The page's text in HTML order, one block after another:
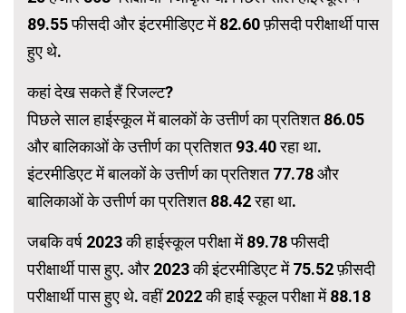
89.55 फीसदी और इंटरमीडिएट में 82.60 फ़ीसदी परीक्षार्थी पास
हुए थे.
कहां देख सकते हैं रिजल्ट?
पिछले साल हाईस्कूल में बालकों के उत्तीर्ण का प्रतिशत 86.05
और बालिकाओं के उत्तीर्ण का प्रतिशत 93.40 रहा था.
इंटरमीडिएट में बालकों के उत्तीर्ण का प्रतिशत 77.78 और
बालिकाओं के उत्तीर्ण का प्रतिशत 88.42 रहा था.
जबकि वर्ष 2023 की हाईस्कूल परीक्षा में 89.78 फीसदी
परीक्षार्थी पास हुए. और 2023 की इंटरमीडिएट में 75.52 फ़ीसदी
परीक्षार्थी पास हुए थे. वहीं 2022 की हाई स्कूल परीक्षा में 88.18